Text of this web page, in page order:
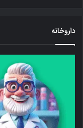
داروخانه